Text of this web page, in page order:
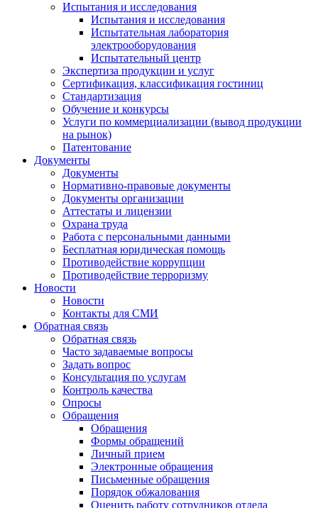
Испытания и исследования
Испытания и исследования
Испытательная лаборатория
электрооборудования
Испытательный центр
Экспертиза продукции и услуг
Сертификация, классификация гостиниц
Стандартизация
Обучение и конкурсы
Услуги по коммерциализации (вывод продукции
на рынок)
Патентование
Документы
Документы
Нормативно-правовые документы
Документы организации
Аттестаты и лицензии
Охрана труда
Работа с персональными данными
Бесплатная юридическая помощь
Противодействие коррупции
Противодействие терроризму
Новости
Новости
Контакты для СМИ
Обратная связь
Обратная связь
Часто задаваемые вопросы
Задать вопрос
Консультация по услугам
Контроль качества
Опросы
Обращения
Обращения
Формы обращений
Личный прием
Электронные обращения
Письменные обращения
Порядок обжалования
Оценить работу сотрудников отдела